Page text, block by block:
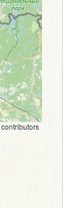
contributors